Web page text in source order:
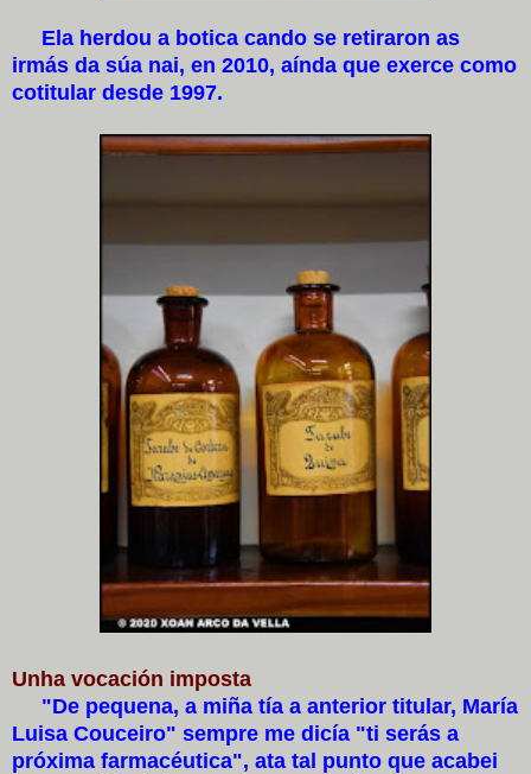
Ela herdou a botica cando se retiraron as
irmás da súa nai, en 2010, aínda que exerce como
cotitular desde 1997.
Unha vocación imposta
"De pequena, a miña tía a anterior titular, María
Luisa Couceiro" sempre me dicía "ti serás a
próxima farmacéutica", ata tal punto que acabei